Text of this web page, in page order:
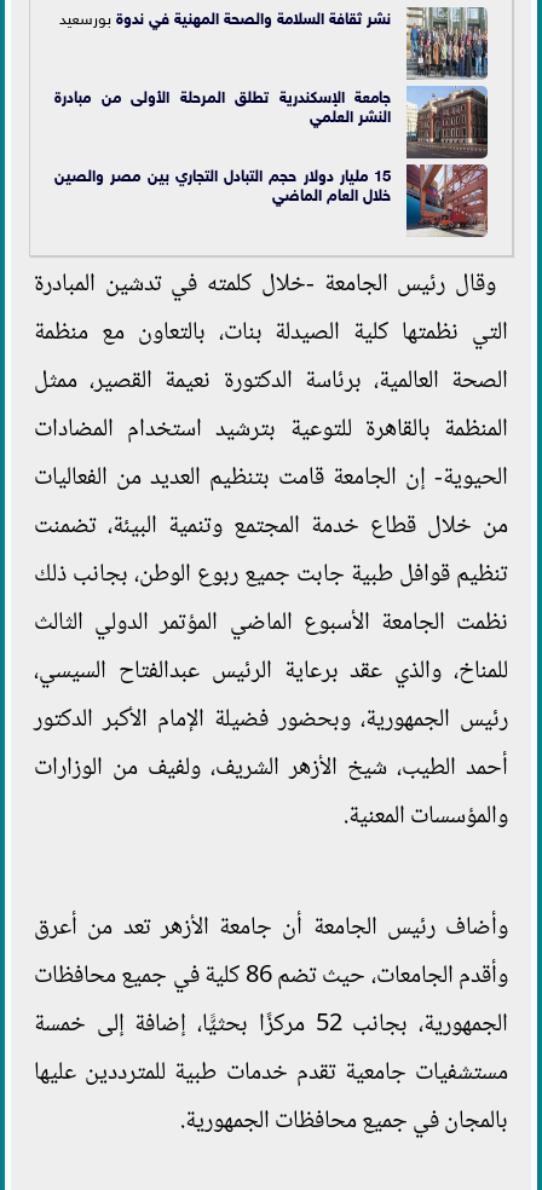
نشر ثقافة السلامة والصحة المهنية فيندوة بورسعيد
جامعة الإسكندرية تطلق المرحلة الأولى من مبادرة
النشر العلمي
15 مليار دولار حجم التبادل التجاري بين مصر والصين
خلال العام الماضي
وقال رئيس الجامعة -خلال كلمته في تدشين المبادرة
التي نظمتها كلية الصيدلة بنات، بالتعاون مع منظمة
الصحة العالمية، برئاسة الدكتورة نعيمة القصير، ممثل
المنظمة بالقاهرة للتوعية بترشيد استخدام المضادات
الحيوية- إن الجامعة قامت بتنظيم العديد من الفعاليات
من خلال قطاع خدمة المجتمع وتنمية البيئة، تضمنت
تنظيم قوافل طبية جابت جميع ربوع الوطن، بجانب ذلك
نظمت الجامعة الأسبوع الماضي المؤتمر الدولي الثالث
للمناخ، والذي عقد برعاية الرئيس عبدالفتاح السيسي،
رئيس الجمهورية، وبحضور فضيلة الإمام الأكبر الدكتور
أحمد الطيب، شيخ الأزهر الشريف، ولفيف من الوزارات
والمؤسسات المعنية.
وأضاف رئيس الجامعة أن جامعة الأزهر تعد من أعرق
وأقدم الجامعات، حيث تضم 86 كلية في جميع محافظات
الجمهورية، بجانب 52 مركزًا بحثيًّا، إضافة إلى خمسة
مستشفيات جامعية تقدم خدمات طبية للمترددين عليها
بالمجان في جميع محافظات الجمهورية.